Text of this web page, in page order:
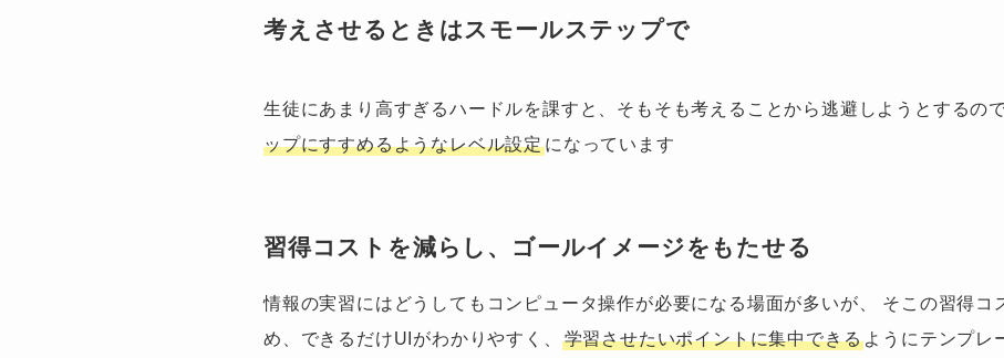
考えさせるときはスモールステップで
生徒にあまり高すぎるハードルを課すと、そもそも考えることから逃避しようとするので
ップにすすめるようなレベル設定になっています
習得コストを減らし、ゴールイメージをもたせる
情報の実習にはどうしてもコンピュータ操作が必要になる場面が多いが、 そこの習得コ
め、できるだけUIがわかりやすく、
学習させたいポイントに集中できる ようにテンプレ